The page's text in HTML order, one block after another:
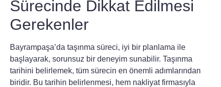
Sürecinde Dikkat Edilmesi
Gerekenler
Bayrampaşa’da taşınma süreci, iyi bir planlama ile
başlayarak, sorunsuz bir deneyim sunabilir. Taşınma
tarihini belirlemek, tüm sürecin en önemli adımlarından
biridir. Bu tarihin belirlenmesi, hem nakliyat firmasıyla